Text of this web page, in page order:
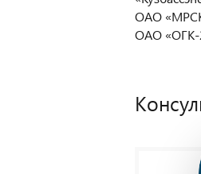
ОАО «МРСК
ОАО «ОГК-